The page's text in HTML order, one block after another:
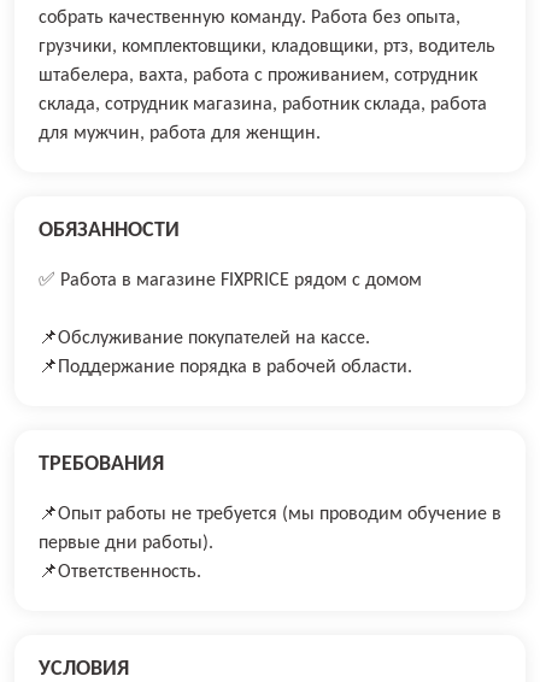
собрать качественную команду. Работа без опыта,
грузчики, комплектовщики, кладовщики, ртз, водитель
штабелера, вахта, работа с проживанием, сотрудник
склада, сотрудник магазина, работник склада, работа
для мужчин, работа для женщин.
ОБЯЗАННОСТИ
✅ Работа в магазине FIXPRICE рядом с домом
📌Обслуживание покупателей на кассе.
📌Поддержание порядка в рабочей области.
ТРЕБОВАНИЯ
📌Опыт работы не требуется (мы проводим обучение в
первые дни работы).
📌Ответственность.
УСЛОВИЯ